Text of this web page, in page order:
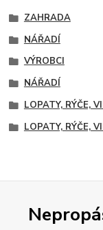
ZAHRADA
NÁŘADÍ
VÝROBCI
NÁŘADÍ
LOPATY, RÝČE,
LOPATY, RÝČE,